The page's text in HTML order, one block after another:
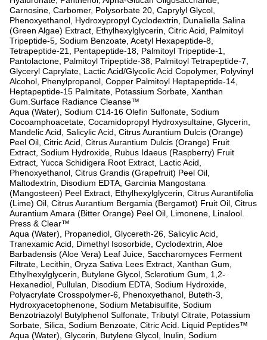
Carnosine, Carbomer, Polysorbate 20, Caprylyl Glycol,
Phenoxyethanol, Hydroxypropyl Cyclodextrin, Dunaliella Salina
(Green Algae) Extract, Ethylhexylglycerin, Citric Acid, Palmitoyl
Tripeptide-5, Sodium Benzoate, Acetyl Hexapeptide-8,
Tetrapeptide-21, Pentapeptide-18, Palmitoyl Tripeptide-1,
Pantolactone, Palmitoyl Tripeptide-38, Palmitoyl Tetrapeptide-7,
Glyceryl Caprylate, Lactic Acid/Glycolic Acid Copolymer, Polyvinyl
Alcohol, Phenylpropanol, Copper Palmitoyl Heptapeptide-14,
Heptapeptide-15 Palmitate, Potassium Sorbate, Xanthan
Gum.Surface Radiance Cleanse™
Aqua (Water), Sodium C14-16 Olefin Sulfonate, Sodium
Cocoamphoacetate, Cocamidopropyl Hydroxysultaine, Glycerin,
Mandelic Acid, Salicylic Acid, Citrus Aurantium Dulcis (Orange)
Peel Oil, Citric Acid, Citrus Aurantium Dulcis (Orange) Fruit
Extract, Sodium Hydroxide, Rubus Idaeus (Raspberry) Fruit
Extract, Yucca Schidigera Root Extract, Lactic Acid,
Phenoxyethanol, Citrus Grandis (Grapefruit) Peel Oil,
Maltodextrin, Disodium EDTA, Garcinia Mangostana
(Mangosteen) Peel Extract, Ethylhexylglycerin, Citrus Aurantifolia
(Lime) Oil, Citrus Aurantium Bergamia (Bergamot) Fruit Oil, Citrus
Aurantium Amara (Bitter Orange) Peel Oil, Limonene, Linalool.
Press & Clear™
Aqua (Water), Propanediol, Glycereth-26, Salicylic Acid,
Tranexamic Acid, Dimethyl Isosorbide, Cyclodextrin, Aloe
Barbadensis (Aloe Vera) Leaf Juice, Saccharomyces Ferment
Filtrate, Lecithin, Oryza Sativa Lees Extract, Xanthan Gum,
Ethylhexylglycerin, Butylene Glycol, Sclerotium Gum, 1,2-
Hexanediol, Pullulan, Disodium EDTA, Sodium Hydroxide,
Polyacrylate Crosspolymer-6, Phenoxyethanol, Buteth-3,
Hydroxyacetophenone, Sodium Metabisulfite, Sodium
Benzotriazolyl Butylphenol Sulfonate, Tributyl Citrate, Potassium
Sorbate, Silica, Sodium Benzoate, Citric Acid. Liquid Peptides™
Aqua (Water), Glycerin, Butylene Glycol, Inulin, Sodium